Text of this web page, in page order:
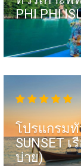
PHI PHI
โปรแกรมทั
SUNSET
บ่าย)